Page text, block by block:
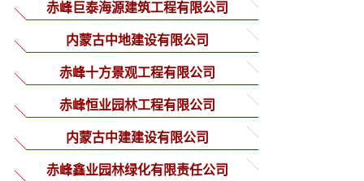
赤峰巨泰海源建筑工程有限公司
内蒙古中地建设有限公司
赤峰十方景观工程有限公司
赤峰恒业园林工程有限公司
内蒙古中建建设有限公司
赤峰鑫业园林绿化有限责任公司